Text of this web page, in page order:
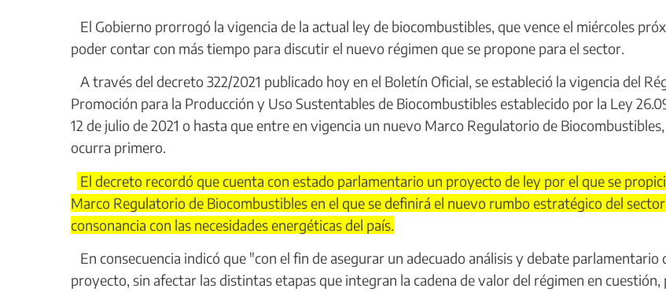
El Gobierno prorrogó la vigencia de la actual ley de biocombustibles, que vence el miércoles
poder contar con más tiempo para discutir el nuevo régimen que se propone para el sector.
A través del decreto 322/2021 publicado hoy en el Boletín Oficial, se estableció la vigencia del
Promoción para la Producción y Uso Sustentables de Biocombustibles establecido por la Ley
12 de julio de 2021 o hasta que entre en vigencia un nuevo Marco Regulatorio de
ocurra primero.
El decreto recordó que cuenta con estado parlamentario un proyecto de ley por el que se
Marco Regulatorio de Biocombustibles en el que se definirá el nuevo rumbo estratégico del
consonancia con las necesidades energéticas del país.
En consecuencia indicó que "con el fin de asegurar un adecuado análisis y debate parlamentario
proyecto, sin afectar las distintas etapas que integran la cadena de valor del régimen en